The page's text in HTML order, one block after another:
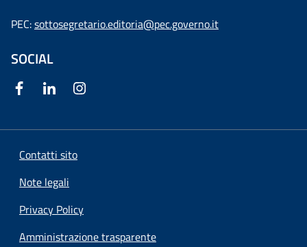
PEC:sottosegretario.editoria@pec.governo.it
SOCIAL
Contatti sito
Note legali
Privacy Policy
Amministrazione trasparente